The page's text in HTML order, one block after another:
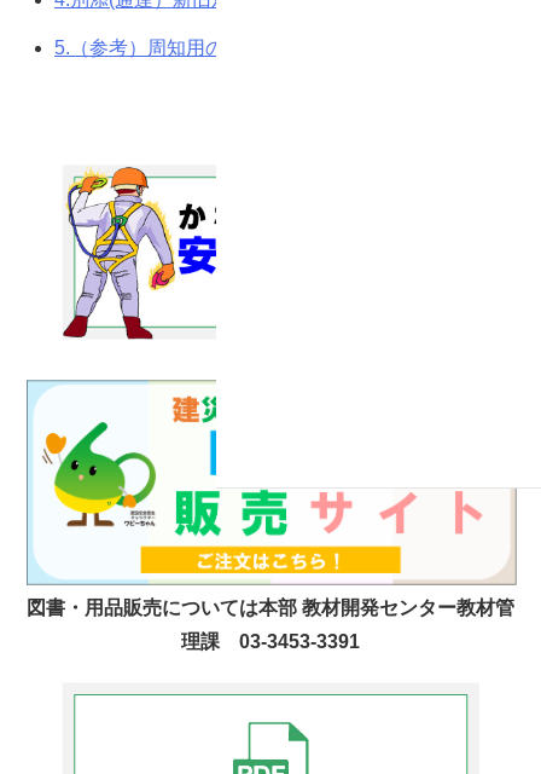
5.（参考）周知用のパンフレット
図書・用品販売については本部 教材開発センター教材管
理課 03-3453-3391